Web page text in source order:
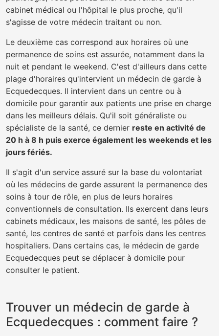
cabinet médical ou l'hôpital le plus proche, qu'il
s'agisse de votre médecin traitant ou non.
Le deuxième cas correspond aux horaires où une
permanence de soins est assurée, notamment dans la
nuit et pendant le weekend. C'est d'ailleurs dans cette
plage d'horaires qu'intervient un médecin de garde à
Ecquedecques. Il intervient dans un centre ou à
domicile pour garantir aux patients une prise en charge
dans les meilleurs délais. Qu'il soit généraliste ou
spécialiste de la santé, ce dernier reste en activité de
20 h à 8 h puis exerce également les weekends et les
jours fériés.
Il s'agit d'un service assuré sur la base du volontariat
où les médecins de garde assurent la permanence des
soins à tour de rôle, en plus de leurs horaires
conventionnels de consultation. Ils exercent dans leurs
cabinets médicaux, les maisons de santé, les pôles de
santé, les centres de santé et parfois dans les centres
hospitaliers. Dans certains cas, le médecin de garde
Ecquedecques peut se déplacer à domicile pour
consulter le patient.
Trouver un médecin de garde à
Ecquedecques : comment faire ?